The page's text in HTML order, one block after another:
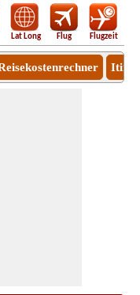
Lat Long Flug Flugzeit